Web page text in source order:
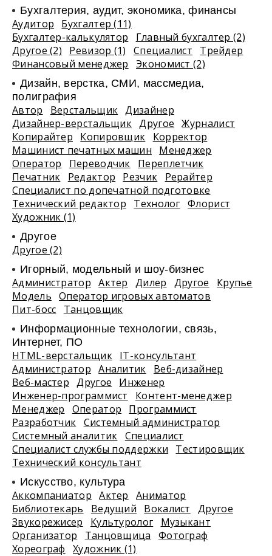
Бухгалтерия, аудит, экономика, финансы
Аудитор
Бухгалтер (11)
Бухгалтер-калькулятор
Главный бухгалтер (2)
Другое (2)
Ревизор (1) Специалист
Трейдер
Финансовый менеджер
Экономист (2)
Дизайн, верстка, СМИ, массмедиа,
полиграфия
Автор Верстальщик Дизайнер
Дизайнер-верстальщик Другое
Журналист
Копирайтер
Копировщик
Корректор
Машинист печатных машин
Менеджер
Оператор
Переводчик
Переплетчик
Печатник
Редактор Резчик
Рерайтер
Специалист по допечатной подготовке
Технический редактор
Технолог Флорист
Художник (1)
Другое
Другое (2)
Игорный, модельный и шоу-бизнес
Администратор Актер Дилер Другое
Крупье
Модель Оператор игровых автоматов
Пит-босс
Танцовщик
Информационные технологии, связь,
Интернет, ПО
HTML-верстальщик IT-консультант
Администратор
Аналитик
Веб-дизайнер
Веб-мастер
Другое
Инженер
Инженер-программист
Контент-менеджер
Менеджер
Оператор
Программист
Разработчик Системный администратор
Системный аналитик Специалист
Специалист службы поддержки
Тестировщик
Технический консультант
Искусство, культура
Аккомпаниатор Актер
Аниматор
Библиотекарь
Ведущий Вокалист
Другое
Звукорежисер
Культуролог
Музыкант
Организатор
Танцовщица
Фотограф
Хореограф
Художник (1)